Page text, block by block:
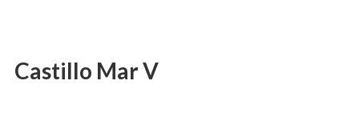
Castillo Mar V